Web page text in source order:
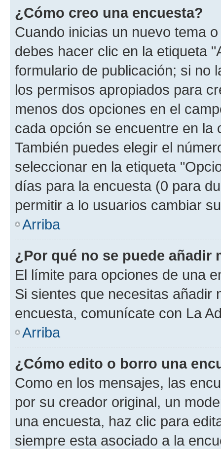
¿Cómo creo una encuesta?
Cuando inicias un nuevo tema
debes hacer clic en la etiqueta
formulario de publicación; si no
los permisos apropiados para
menos dos opciones en el
cada opción se encuentre en
También puedes elegir el
seleccionar en la etiqueta
días para la encuesta (0 para
permitir a lo usuarios cambiar
Arriba
¿Por qué no se puede añadir
El límite para opciones de una
Si sientes que necesitas añadir
encuesta, comunícate con La
Arriba
¿Cómo edito o borro una
Como en los mensajes, las
por su creador original, un
una encuesta, haz clic para
siempre esta asociado a la